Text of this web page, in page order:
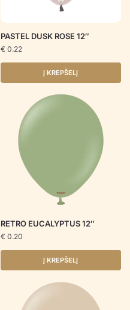
PASTEL DUSK ROSE 12″
€ 0.22
Į KREPŠELĮ
RETRO EUCALYPTUS 12″
€ 0.20
Į KREPŠELĮ